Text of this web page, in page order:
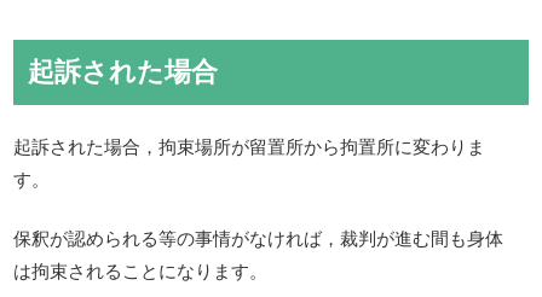
起訴された場合
起訴された場合，拘束場所が留置所から拘置所に変わりま
す。
保釈が認められる等の事情がなければ，裁判が進む間も身体
は拘束されることになります。